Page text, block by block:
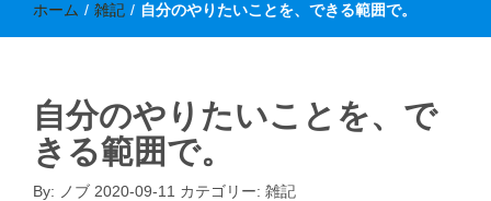
ホーム / 雑記 / 自分のやりたいことを、できる範囲で。
自分のやりたいことを、で
きる範囲で。
By: ノブ 2020-09-11 カテゴリー: 雑記